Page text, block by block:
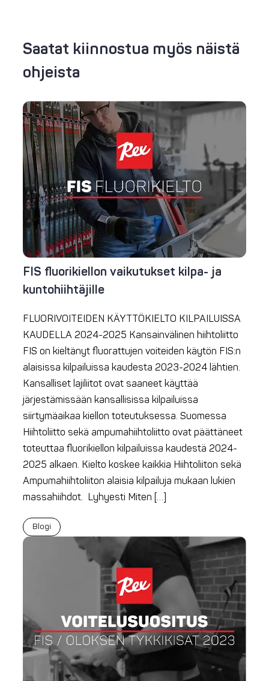
Saatat kiinnostua myös näistä
ohjeista
FIS fluorikiellon vaikutukset kilpa- ja
kuntohiihtäjille
FLUORIVOITEIDEN KÄYTTÖKIELTO KILPAILUISSA
KAUDELLA 2024-2025 Kansainvälinen hiihtoliitto
FIS on kieltänyt fluorattujen voiteiden käytön FIS:n
alaisissa kilpailuissa kaudesta 2023-2024 lähtien.
Kansalliset lajiliitot ovat saaneet käyttää
järjestämissään kansallisissa kilpailuissa
siirtymäaikaa kiellon toteutuksessa. Suomessa
Hiihtoliitto sekä ampumahiihtoliitto ovat päättäneet
toteuttaa fluorikiellon kilpailuissa kaudestä 2024-
2025 alkaen. Kielto koskee kaikkia Hiihtoliiton sekä
Ampumahiihtoliiton alaisia kilpailuja mukaan lukien
massahiihdot. Lyhyesti Miten […]
Blogi